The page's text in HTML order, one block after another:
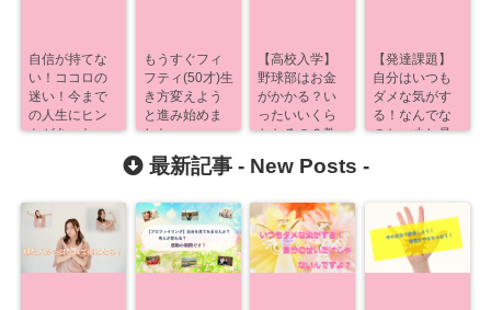
自信が持てな
い！ココロの
迷い！今まで
の人生にヒン
トがあった
もうすぐフィ
フティ(50才)生
き方変えよう
と進み始めま
した
【高校入学】
野球部はお金
がかかる？い
ったいいくら
かかるの？教
【発達課題】
自分はいつも
ダメな気がす
る！なんでな
のか、少し見
最新記事 - New Posts -